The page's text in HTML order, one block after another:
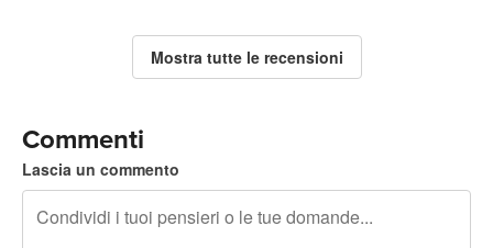
Mostra tutte le recensioni
Commenti
Lascia un commento